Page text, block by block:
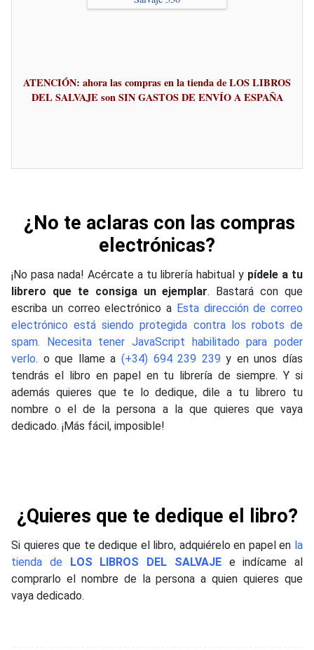
ATENCIÓN: ahora las compras en la tienda de LOS LIBROS
DEL SALVAJE son SIN GASTOS DE ENVÍO A ESPAÑA
¿No te aclaras con las compras
electrónicas?
¡No pasa nada! Acércate a tu librería habitual y pídele a tu
librero que te consiga un ejemplar. Bastará con que
escriba un correo electrónico a Esta dirección de correo
electrónico está siendo protegida contra los robots de
spam. Necesita tener JavaScript habilitado para poder
verlo. o que llame a (+34) 694 239 239 y en unos días
tendrás el libro en papel en tu librería de siempre. Y si
además quieres que te lo dedique, dile a tu librero tu
nombre o el de la persona a la que quieres que vaya
dedicado. ¡Más fácil, imposible!
¿Quieres que te dedique el libro?
Si quieres que te dedique el libro, adquiérelo en papel en la
tienda de LOS LIBROS DEL SALVAJEe indícame al
comprarlo el nombre de la persona a quien quieres que
vaya dedicado.